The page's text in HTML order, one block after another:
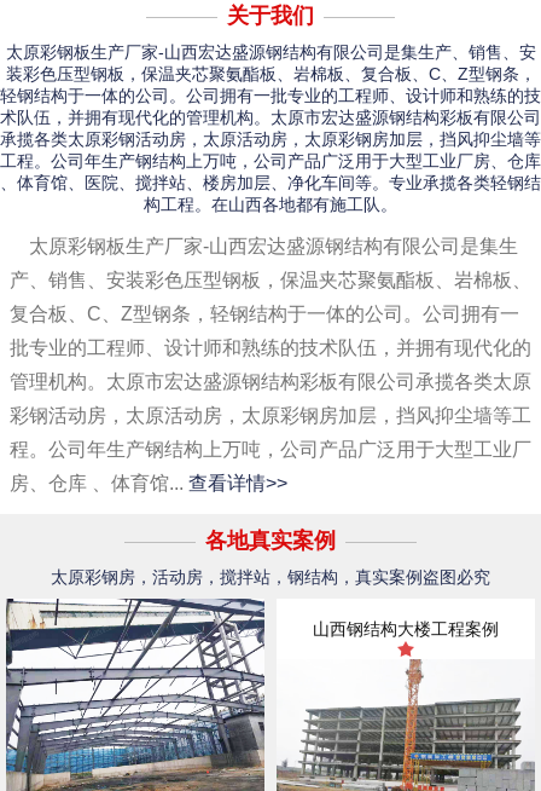
关于我们
太原彩钢板生产厂家-山西宏达盛源钢结构有限公司是集生产、销售、安
装彩色压型钢板，保温夹芯聚氨酯板、岩棉板、复合板、C、Z型钢条，
轻钢结构于一体的公司。公司拥有一批专业的工程师、设计师和熟练的技
术队伍，并拥有现代化的管理机构。太原市宏达盛源钢结构彩板有限公司
承揽各类太原彩钢活动房，太原活动房，太原彩钢房加层，挡风抑尘墙等
工程。公司年生产钢结构上万吨，公司产品广泛用于大型工业厂房、仓库
、体育馆、医院、搅拌站、楼房加层、净化车间等。专业承揽各类轻钢结
构工程。在山西各地都有施工队。
太原彩钢板生产厂家-山西宏达盛源钢结构有限公司是集生
产、销售、安装彩色压型钢板，保温夹芯聚氨酯板、岩棉板、
复合板、C、Z型钢条，轻钢结构于一体的公司。公司拥有一
批专业的工程师、设计师和熟练的技术队伍，并拥有现代化的
管理机构。太原市宏达盛源钢结构彩板有限公司承揽各类太原
彩钢活动房，太原活动房，太原彩钢房加层，挡风抑尘墙等工
程。公司年生产钢结构上万吨，公司产品广泛用于大型工业厂
房、仓库 、体育馆... 查看详情>>
各地真实案例
太原彩钢房，活动房，搅拌站，钢结构，真实案例盗图必究
山西钢结构大楼工程案例